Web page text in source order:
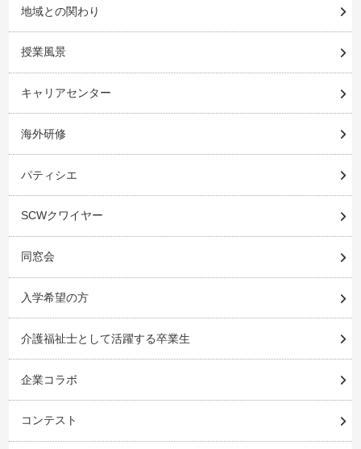
地域との関わり
授業風景
キャリアセンター
海外研修
パティシエ
SCWクワイヤー
同窓会
入学希望の方
介護福祉士として活躍する卒業生
企業コラボ
コンテスト